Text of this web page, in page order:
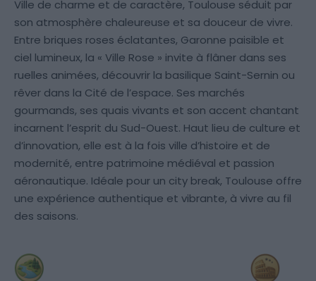
Ville de charme et de caractère, Toulouse séduit par
son atmosphère chaleureuse et sa douceur de vivre.
Entre briques roses éclatantes, Garonne paisible et
ciel lumineux, la « Ville Rose » invite à flâner dans ses
ruelles animées, découvrir la basilique Saint-Sernin ou
rêver dans la Cité de l’espace. Ses marchés
gourmands, ses quais vivants et son accent chantant
incarnent l’esprit du Sud-Ouest. Haut lieu de culture et
d’innovation, elle est à la fois ville d’histoire et de
modernité, entre patrimoine médiéval et passion
aéronautique. Idéale pour un city break, Toulouse offre
une expérience authentique et vibrante, à vivre au fil
des saisons.